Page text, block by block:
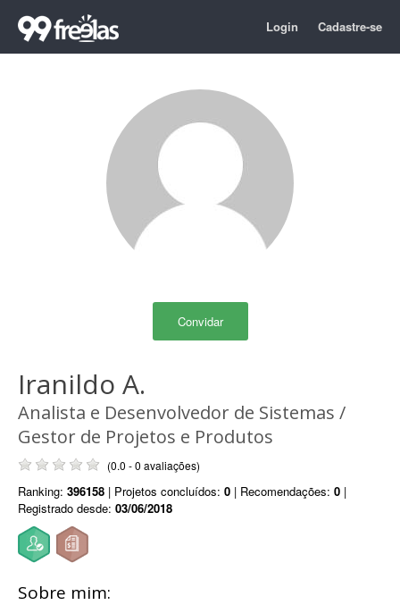
Login Cadastre-se
Convidar
Iranildo A.
Analista e Desenvolvedor de Sistemas /
Gestor de Projetos e Produtos
(0.0 - 0 avaliações)
Ranking: 396158 | Projetos concluídos: 0 | Recomendações: 0 |
Registrado desde: 03/06/2018
Sobre mim: